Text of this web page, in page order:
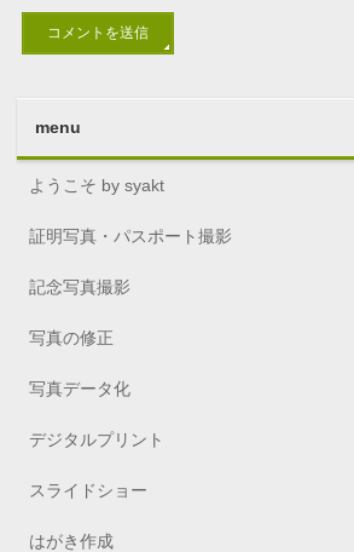
menu
ようこそ by syakt
証明写真・パスポート撮影
記念写真撮影
写真の修正
写真データ化
デジタルプリント
スライドショー
はがき作成